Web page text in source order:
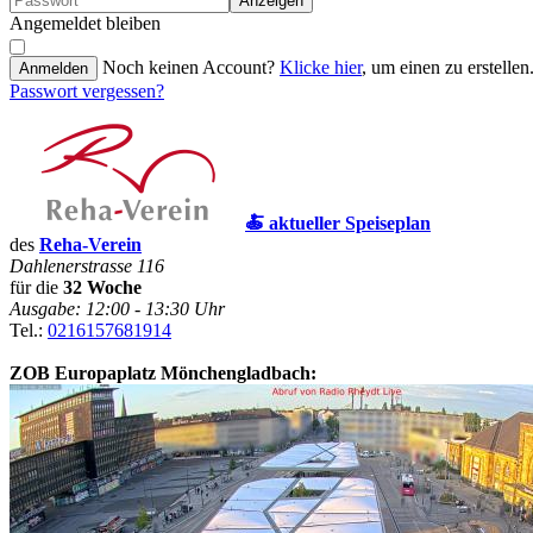
Angemeldet bleiben
Anmelden Noch keinen Account? Klicke hier, um einen zu erstellen.
Passwort vergessen?
🍝 aktueller Speiseplan
des Reha-Verein
Dahlenerstrasse 116
für die 32 Woche
Ausgabe: 12:00 - 13:30 Uhr
Tel.: 0216157681914
ZOB Europaplatz Mönchengladbach: